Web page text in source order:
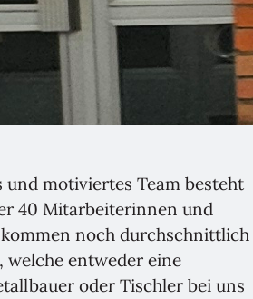
motiviertes Team besteht
40 Mitarbeiterinnen und
noch durchschnittlich
welche entweder eine
oder Tischler bei uns